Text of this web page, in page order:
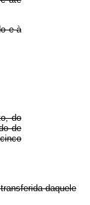
e à
do
de
daquele